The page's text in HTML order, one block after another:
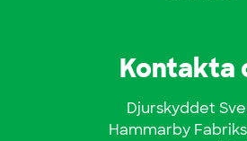
Kontakta
Djurskyddet
Hammarby